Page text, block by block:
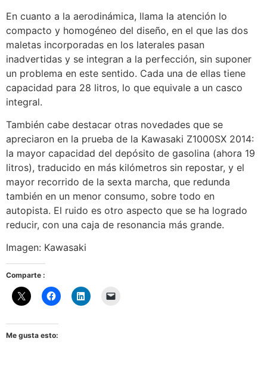
En cuanto a la aerodinámica, llama la atención lo
compacto y homogéneo del diseño, en el que las dos
maletas incorporadas en los laterales pasan
inadvertidas y se integran a la perfección, sin suponer
un problema en este sentido. Cada una de ellas tiene
capacidad para 28 litros, lo que equivale a un casco
integral.
También cabe destacar otras novedades que se
apreciaron en la prueba de la Kawasaki Z1000SX 2014:
la mayor capacidad del depósito de gasolina (ahora 19
litros), traducido en más kilómetros sin repostar, y el
mayor recorrido de la sexta marcha, que redunda
también en un menor consumo, sobre todo en
autopista. El ruido es otro aspecto que se ha logrado
reducir, con una caja de resonancia más grande.
Imagen: Kawasaki
Comparte :
Me gusta esto: